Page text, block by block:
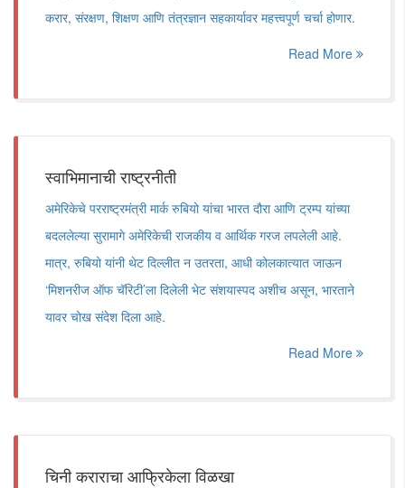
करार, संरक्षण, शिक्षण आणि तंत्रज्ञान सहकार्यावर महत्त्वपूर्ण चर्चा होणार.
Read More
स्वाभिमानाची राष्ट्रनीती
अमेरिकेचे परराष्ट्रमंत्री मार्क रुबियो यांचा भारत दौरा आणि ट्रम्प यांच्या
बदललेल्या सुरामागे अमेरिकेची राजकीय व आर्थिक गरज लपलेली आहे.
मात्र, रुबियो यांनी थेट दिल्लीत न उतरता, आधी कोलकात्यात जाऊन
‘मिशनरीज ऑफ चॅरिटी’ला दिलेली भेट संशयास्पद अशीच असून, भारताने
यावर चोख संदेश दिला आहे.
Read More
चिनी कराराचा आफ्रिकेला विळखा